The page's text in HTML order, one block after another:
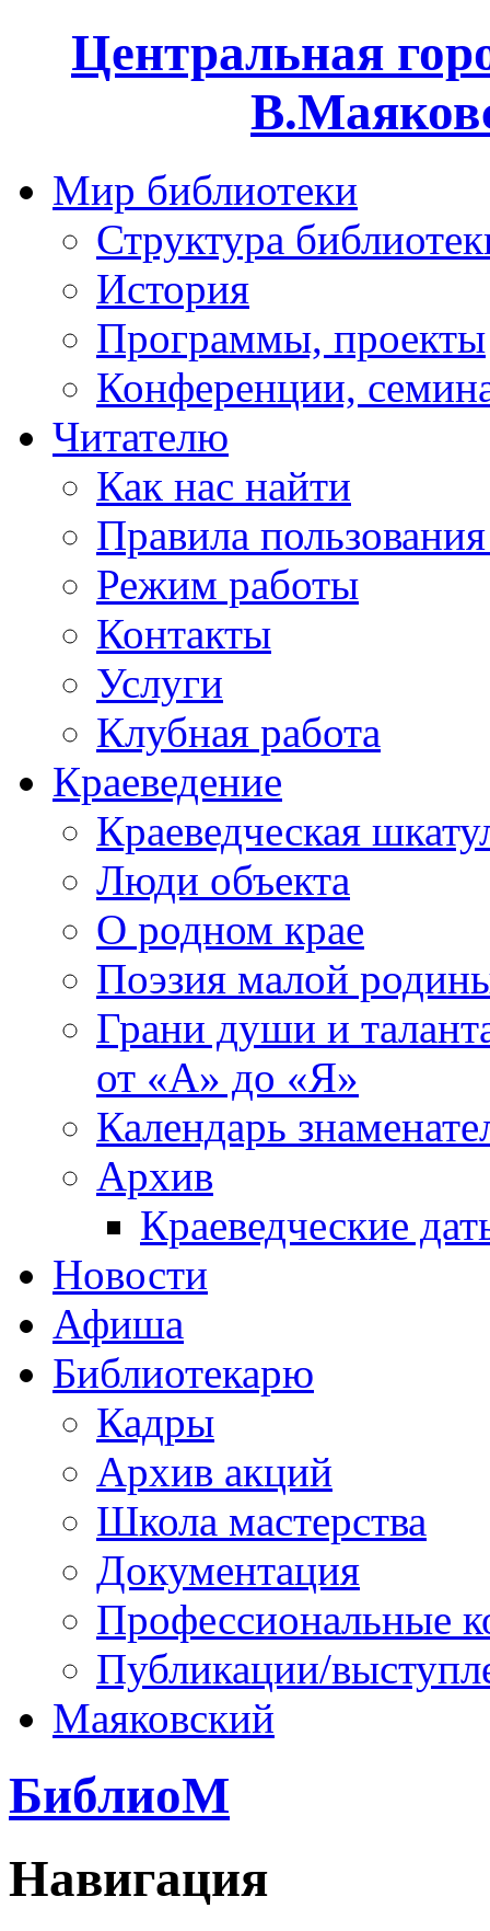
Центральная
Мир библиотеки
Структура
История
Программы, проекты
Конференции,
Читателю
Как нас найти
Правила
Режим работы
Контакты
Услуги
Клубная работа
Краеведение
Краеведческая
Люди объекта
О родном крае
Поэзия малой
Грани души и
от «А» до «Я»
Календарь
Архив
Краеведческие
Новости
Афиша
Библиотекарю
Кадры
Архив акций
Школа мастерства
Документация
Профессиональные
Публикации/
Маяковский
БиблиоМ
Навигация